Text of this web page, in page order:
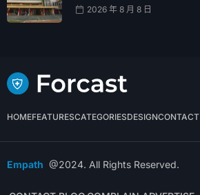
2026 年 8 月 8 日
HOMEFEATURESCATEGORIESDESIGNCONTACT
Empath @2024. All Rights Reserved.